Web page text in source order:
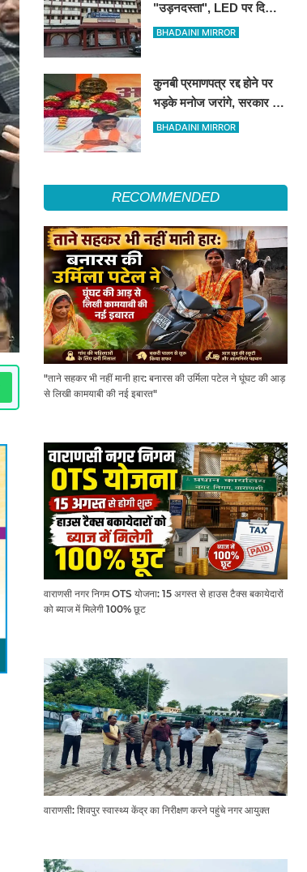
"उड़नदस्ता", LED पर दिखाई
जाएगी फर्जीवाड़ा करने वालों की
BHADAINI MIRROR
कुनबी प्रमाणपत्र रद्द होने पर
भड़के मनोज जरांगे, सरकार पर
लगाया साजिश का आरोप
BHADAINI MIRROR
RECOMMENDED
"ताने सहकर भी नहीं मानी हार: बनारस की उर्मिला पटेल ने घूंघट की आड़
से लिखी कामयाबी की नई इबारत"
वाराणसी नगर निगम OTS योजना: 15 अगस्त से हाउस टैक्स बकायेदारों
को ब्याज में मिलेगी 100% छूट
वाराणसी: शिवपुर स्वास्थ्य केंद्र का निरीक्षण करने पहुंचे नगर आयुक्त